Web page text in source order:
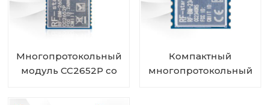
Многопротокольный
модуль CC2652P со
Компактный
многопротокольный